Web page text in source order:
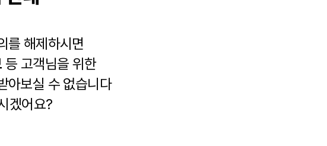
를 해제하시면
등 고객님을 위한
아보실 수 없습니다
겠어요?